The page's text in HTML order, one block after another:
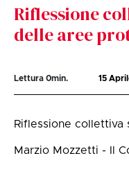
Riflessione
delle aree
Lettura 0min. 15
Riflessione
Marzio Mozzetti - Il